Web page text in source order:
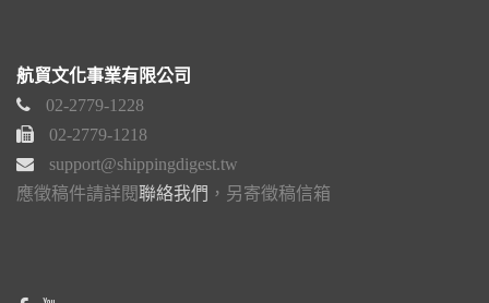
航貿文化事業有限公司
02-2779-1228
02-2779-1218
support@shippingdigest.tw
應徵稿件請詳閱聯絡我們 ，另寄徵稿信箱